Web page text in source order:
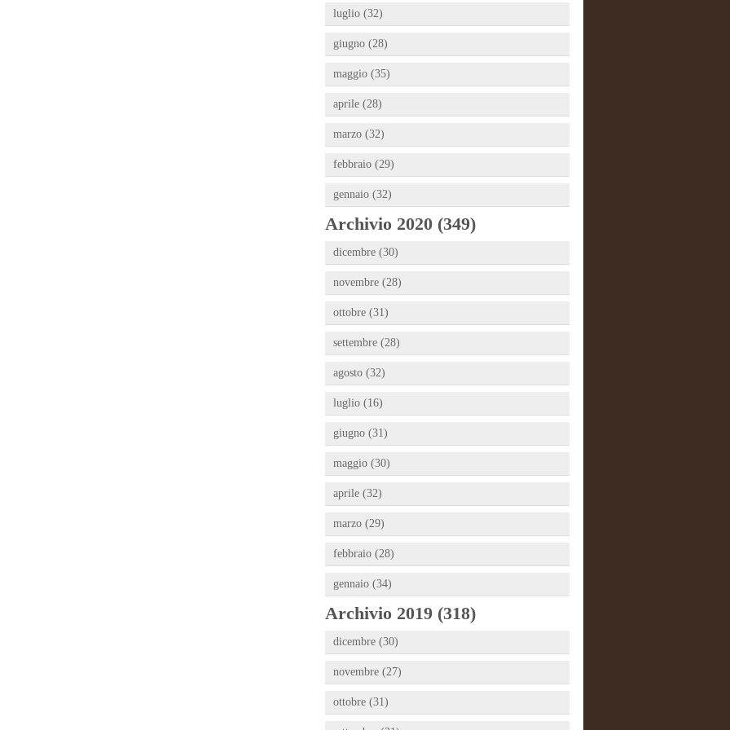
luglio (32)
giugno (28)
maggio (35)
aprile (28)
marzo (32)
febbraio (29)
gennaio (32)
Archivio 2020 (349)
dicembre (30)
novembre (28)
ottobre (31)
settembre (28)
agosto (32)
luglio (16)
giugno (31)
maggio (30)
aprile (32)
marzo (29)
febbraio (28)
gennaio (34)
Archivio 2019 (318)
dicembre (30)
novembre (27)
ottobre (31)